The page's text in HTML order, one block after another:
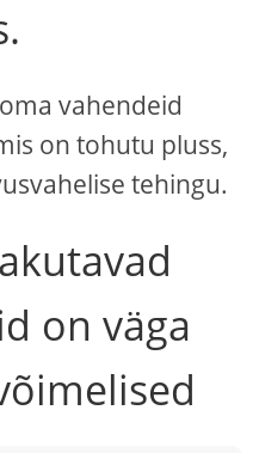
vahendeid
on tohutu pluss,
tehingu.
on väga